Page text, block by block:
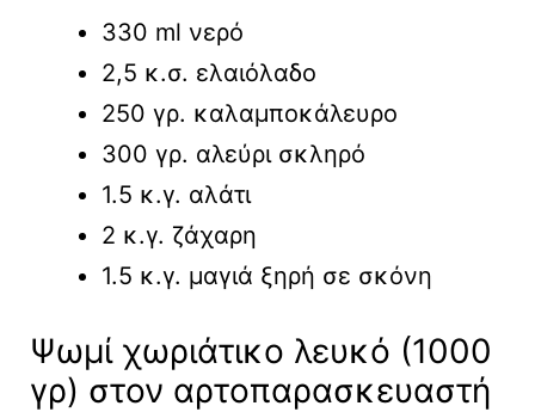
330 ml νερό
2,5 κ.σ. ελαιόλαδο
250 γρ. καλαμποκάλευρο
300 γρ. αλεύρι σκληρό
1.5 κ.γ. αλάτι
2 κ.γ. ζάχαρη
1.5 κ.γ. μαγιά ξηρή σε σκόνη
Ψωμί χωριάτικο λευκό (1000
γρ) στον αρτοπαρασκευαστή